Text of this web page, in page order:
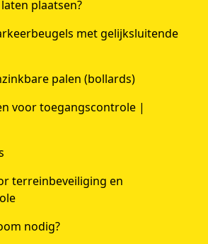
plaatsen?
met gelijksluitende
palen (bollards)
voor toegangscontrole |
terreinbeveiliging en
nodig?